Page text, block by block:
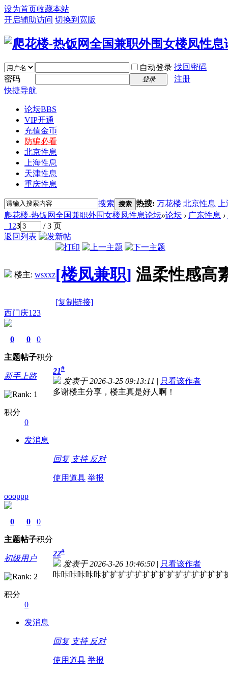
设为首页收藏本站
开启辅助访问 切换到宽版
自动登录 找回密码
密码
登录
注册
快捷导航
论坛BBS
VIP开通
充值金币
防骗必看
北京性息
上海性息
天津性息
重庆性息
搜索 搜索 热搜: 万花楼 北京性息
爬花楼-热饭网全国兼职外围女楼凤性息论坛»论坛 › 广东性息 ›
1 23
/ 3 页
返回列表
楼主: wsxxz[楼凤兼职] 温柔性感高
[复制链接]
西门庆123
0
主题
0
帖子
0
积分
新手上路
积分
0
发消息
21#
发表于 2026-3-25 09:13:11 | 只看该作者
多谢楼主分享，楼主真是好人啊！
回复 支持 反对
使用道具 举报
oooppp
0
主题
0
帖子
0
积分
初级用户
积分
0
发消息
22#
发表于 2026-3-26 10:46:50 | 只看该作者
咔咔咔咔咔咔扩扩扩扩扩扩扩扩扩扩扩扩扩扩扩
回复 支持 反对
使用道具 举报